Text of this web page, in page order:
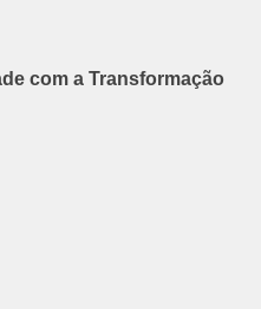
com a Transformação